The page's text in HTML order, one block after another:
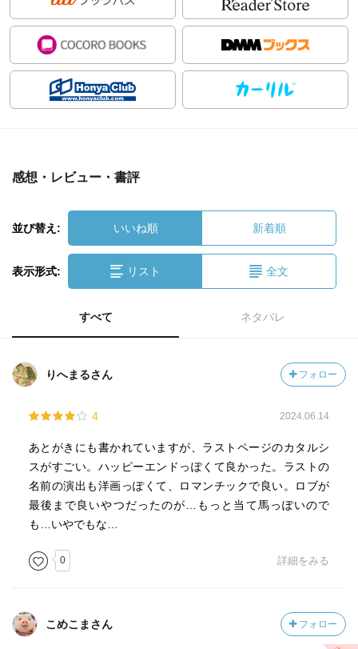
感想・レビュー・書評
並び替え: いいね順 新着順
表示形式: リスト 全文
すべて ネタバレ
りへまるさん フォロー
4 2024.06.14
あとがきにも書かれていますが、ラストページのカタルシ
スがすごい。ハッピーエンドっぽくて良かった。ラストの
名前の演出も洋画っぽくて、ロマンチックで良い。ロブが
最後まで良いやつだったのが…もっと当て馬っぽいので
も…いやでもな…
0 詳細をみる
こめこまさん フォロー